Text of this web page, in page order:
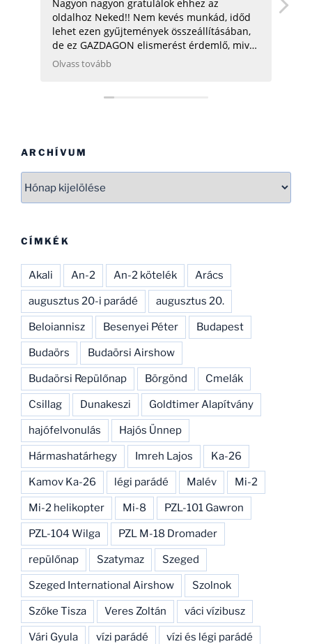
Nagyon nagyon gratulálok ehhez az
oldalhoz Neked!! Nem kevés munkád, időd
lehet ezen gyűjtemények összeállításában,
de ez GAZDAGON elismerést érdemlő, mivel
ezen adatok összegyűjtése, rendszerezése
helikopterrel (MI2) kapcsolatban tudok
Olvass tovább
ARCHÍVUM
CÍMKÉK
Akali An-2 An-2 kötelék Arács
augusztus 20-i parádé augusztus 20.
Beloiannisz Besenyei Péter Budapest
Budaörs Budaörsi Airshow
Budaörsi Repülőnap Börgönd Cmelák
Csillag Dunakeszi Goldtimer Alapítvány
hajófelvonulás Hajós Ünnep
Hármashatárhegy Imreh Lajos Ka-26
Kamov Ka-26 légi parádé Malév Mi-2
Mi-2 helikopter Mi-8 PZL-101 Gawron
PZL-104 Wilga PZL M-18 Dromader
repülőnap Szatymaz Szeged
Szeged International Airshow Szolnok
Szőke Tisza Veres Zoltán váci vízibusz
Vári Gyula vízi parádé vízi és légi parádé